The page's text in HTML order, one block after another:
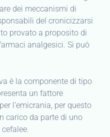
dei meccanismi di
del cronicizzarsi
provato a proposito di
analgesici. Si può
è la componente di tipo
un fattore
l’emicrania, per questo
carico da parte di uno